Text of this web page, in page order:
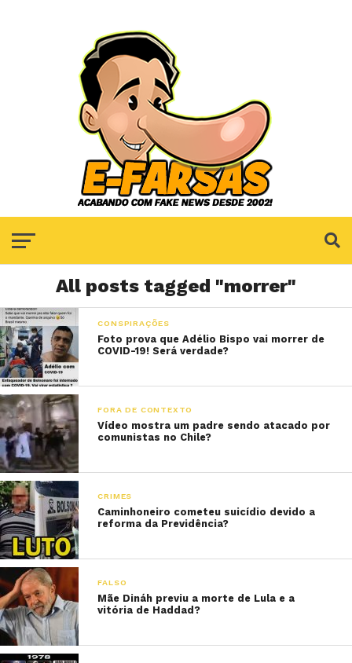
All posts tagged "morrer"
CONSPIRAÇÕES
Foto prova que Adélio Bispo vai morrer de
COVID-19! Será verdade?
FORA DE CONTEXTO
Vídeo mostra um padre sendo atacado por
comunistas no Chile?
CRIMES
Caminhoneiro cometeu suicídio devido a
reforma da Previdência?
FALSO
Mãe Dináh previu a morte de Lula e a
vitória de Haddad?